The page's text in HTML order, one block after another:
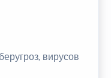
вирусов